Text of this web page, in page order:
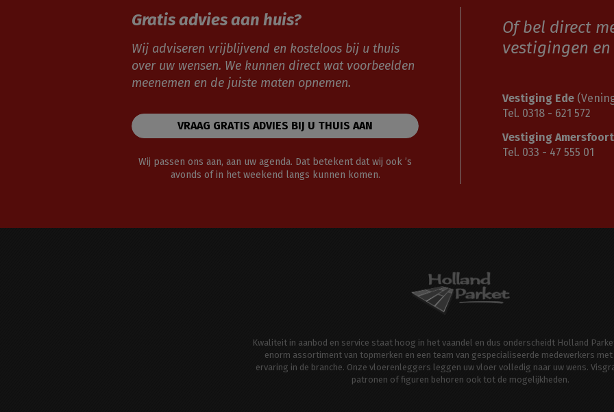
Gratis advies aan huis?
Wij adviseren vrijblijvend en kosteloos bij u thuis
over uw wensen. We kunnen direct wat voorbeelden
meenemen en de juiste maten opnemen.
VRAAG GRATIS ADVIES BIJ U THUIS AAN
Wij passen ons aan, aan uw agenda. Dat betekent dat wij ook ’s
avonds of in het weekend langs kunnen komen.
Of bel direct
vestigingen
Vestiging Ede
Tel. 0318 - 621 572
Vestiging Amersfoort
Tel. 033 - 47 555 01
Kwaliteit in aanbod en service staat hoog in het vaandel en dus onderscheidt Holland
enorm assortiment van topmerken en een team van gespecialiseerde medewerkers
ervaring in de branche. Onze vloerenleggers leggen uw vloer volledig naar uw wens.
patronen of figuren behoren ook tot de mogelijkheden.